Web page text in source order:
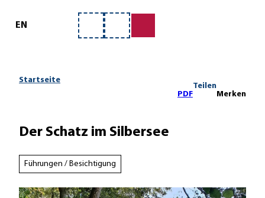
EN
Merkzettel
Suche
Startseite
PDF
Teilen
Merken
Der Schatz im Silbersee
Führungen / Besichtigung